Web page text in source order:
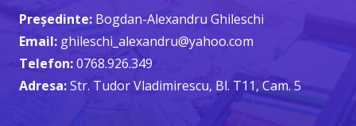
Președinte: Bogdan-Alexandru Ghileschi
Email: ghileschi_alexandru@yahoo.com
Telefon:0768.926.349
Adresa:Str. Tudor Vladimirescu, Bl. T11, Cam. 5